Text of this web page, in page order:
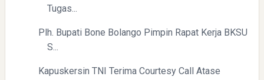
Tugas...
Plh. Bupati Bone Bolango Pimpin Rapat Kerja BKSU
S...
Kapuskersin TNI Terima Courtesy Call Atase